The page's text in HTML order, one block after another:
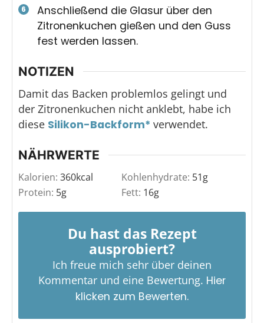
Anschließend die Glasur über den
Zitronenkuchen gießen und den Guss
fest werden lassen.
NOTIZEN
Damit das Backen problemlos gelingt und
der Zitronenkuchen nicht anklebt, habe ich
diese Silikon-Backform* verwendet.
NÄHRWERTE
Kalorien: 360kcal Kohlenhydrate: 51g
Protein: 5g Fett: 16g
Du hast das Rezept
ausprobiert?
Ich freue mich sehr über deinen
Kommentar und eine Bewertung. Hier
klicken zum Bewerten.